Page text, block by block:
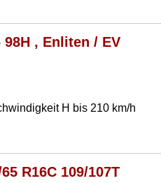
98H , Enliten / EV
H bis 210 km/h
R16C 109/107T